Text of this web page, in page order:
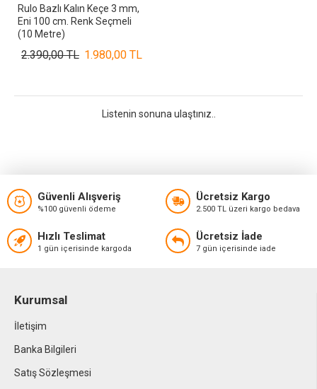
Rulo Bazlı Kalın Keçe 3 mm,
Eni 100 cm. Renk Seçmeli
(10 Metre)
1.980,00 TL
2.390,00 TL
Listenin sonuna ulaştınız..
Güvenli Alışveriş
%100 güvenli ödeme
Ücretsiz Kargo
2.500 TL üzeri kargo bedava
Hızlı Teslimat
1 gün içerisinde kargoda
Ücretsiz İade
7 gün içerisinde iade
Kurumsal
İletişim
Banka Bilgileri
Satış Sözleşmesi